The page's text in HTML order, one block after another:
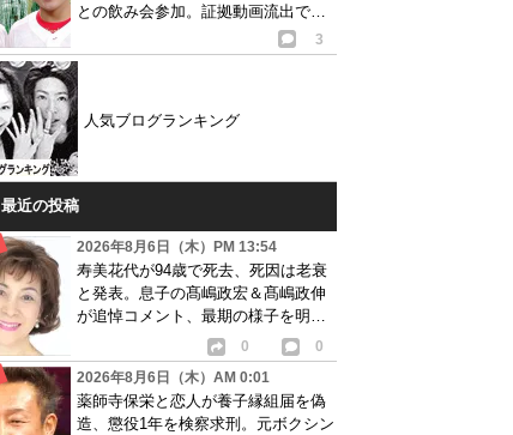
との飲み会参加。証拠動画流出で波
3
人気ブログランキング
最近の投稿
2026年8月6日（木）PM 13:54
寿美花代が94歳で死去、死因は老衰
と発表。息子の髙嶋政宏＆髙嶋政伸
が追悼コメント、最期の様子を明か
0
0
2026年8月6日（木）AM 0:01
薬師寺保栄と恋人が養子縁組届を偽
造、懲役1年を検察求刑。元ボクシン